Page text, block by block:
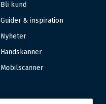
Bli kund
Guider & inspiration
Nyheter
Handskanner
Mobilscanner